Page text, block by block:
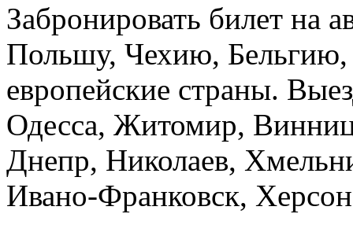
Забронировать билет на
Польшу, Чехию,
европейские страны.
Одесса, Житомир,
Днепр, Николаев,
Ивано-Франковск,